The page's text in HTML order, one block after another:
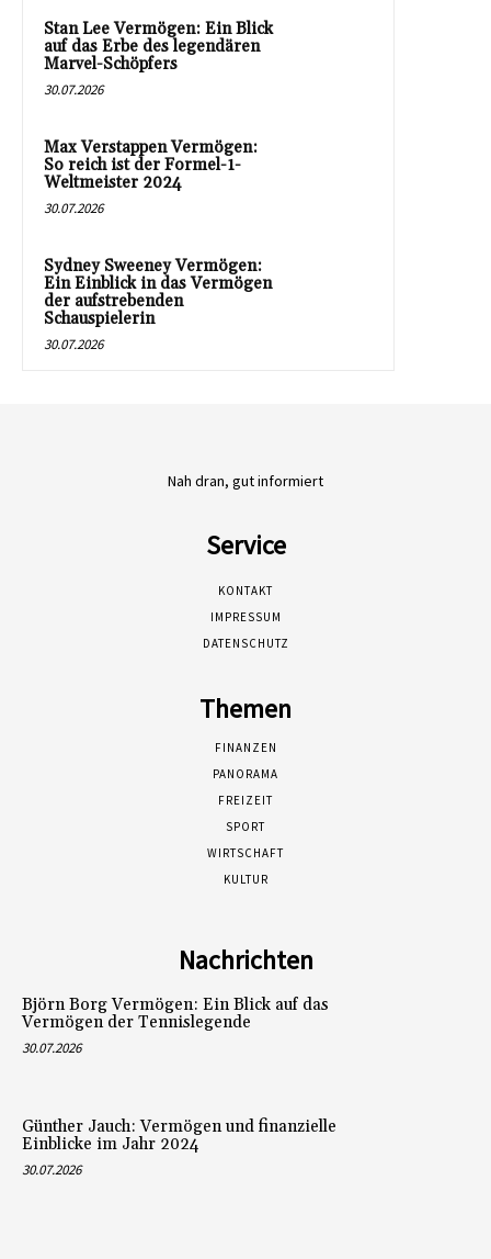
Stan Lee Vermögen: Ein Blick
auf das Erbe des legendären
Marvel-Schöpfers
30.07.2026
Max Verstappen Vermögen:
So reich ist der Formel-1-
Weltmeister 2024
30.07.2026
Sydney Sweeney Vermögen:
Ein Einblick in das Vermögen
der aufstrebenden
Schauspielerin
30.07.2026
Nah dran, gut informiert
Service
KONTAKT
IMPRESSUM
DATENSCHUTZ
Themen
FINANZEN
PANORAMA
FREIZEIT
SPORT
WIRTSCHAFT
KULTUR
Nachrichten
Björn Borg Vermögen: Ein Blick auf das
Vermögen der Tennislegende
30.07.2026
Günther Jauch: Vermögen und finanzielle
Einblicke im Jahr 2024
30.07.2026